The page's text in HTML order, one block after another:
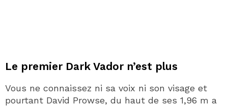
Le premier Dark Vador n’est plus
Vous ne connaissez ni sa voix ni son visage et
pourtant David Prowse, du haut de ses 1,96 m a